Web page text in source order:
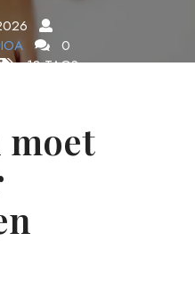
0
18 TAGS
moet